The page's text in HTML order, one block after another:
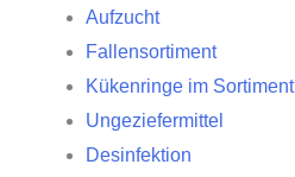
Aufzucht
Fallensortiment
Kükenringe im Sortiment
Ungeziefermittel
Desinfektion